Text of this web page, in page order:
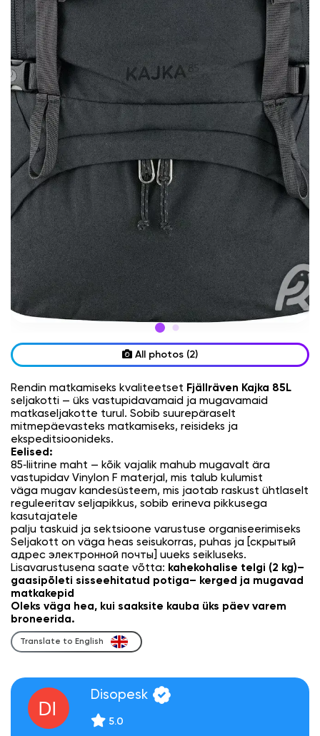
All photos (2)
Rendin matkamiseks kvaliteetset Fjällräven Kajka 85L
seljakotti — üks vastupidavamaid ja mugavamaid
matkaseljakotte turul. Sobib suurepäraselt
mitmepäevasteks matkamiseks, reisideks ja
ekspeditsioonideks.
Eelised:
85‑liitrine maht — kõik vajalik mahub mugavalt ära
vastupidav Vinylon F materjal, mis talub kulumist
väga mugav kandesüsteem, mis jaotab raskust ühtlaselt
reguleeritav seljapikkus, sobib erineva pikkusega
kasutajatele
palju taskuid ja sektsioone varustuse organiseerimiseks
Seljakott on väga heas seisukorras, puhas ja [скрытый
адрес электронной почты] uueks seikluseks.
Lisavarustusena saate võtta: kahekohalise telgi (2 kg)–
gaasipõleti sisseehitatud potiga– kerged ja mugavad
matkakepid
Oleks väga hea, kui saaksite kauba üks päev varem
broneerida.
Translate to English
Disopesk
5.0